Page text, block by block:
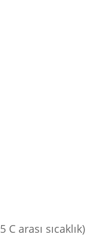
arası sıcaklık)